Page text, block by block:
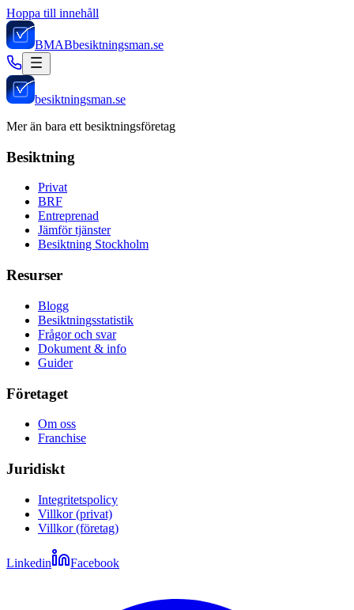
Hoppa till innehåll
BMABbesiktningsman.se
besiktningsman.se
Mer än bara ett besiktningsföretag
Besiktning
Privat
BRF
Entreprenad
Jämför tjänster
Besiktning Stockholm
Resurser
Blogg
Besiktningsstatistik
Frågor och svar
Dokument & info
Guider
Företaget
Om oss
Franchise
Juridiskt
Integritetspolicy
Villkor (privat)
Villkor (företag)
Linkedin Facebook